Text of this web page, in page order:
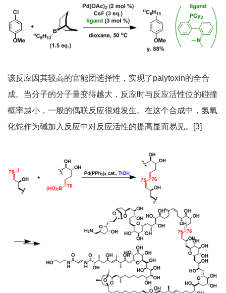
该反应因其较高的官能团选择性，实现了palytoxin的全合
成。当分子的分子量变得越大，反应时与反应活性位的碰撞
概率越小，一般的偶联反应很难发生。在这个合成中，氢氧
化铊作为碱加入反应中对反应活性的提高显而易见。[3]